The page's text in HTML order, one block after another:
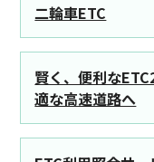
二輪車ETC
賢く、便利な
適な高速道路へ